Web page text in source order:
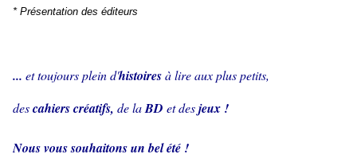
* Présentation des éditeurs
... et toujours plein d'histoiresà lire aux plus petits,
descahiers créatifs, de laBD et desjeux !
Nous vous souhaitons un bel été !